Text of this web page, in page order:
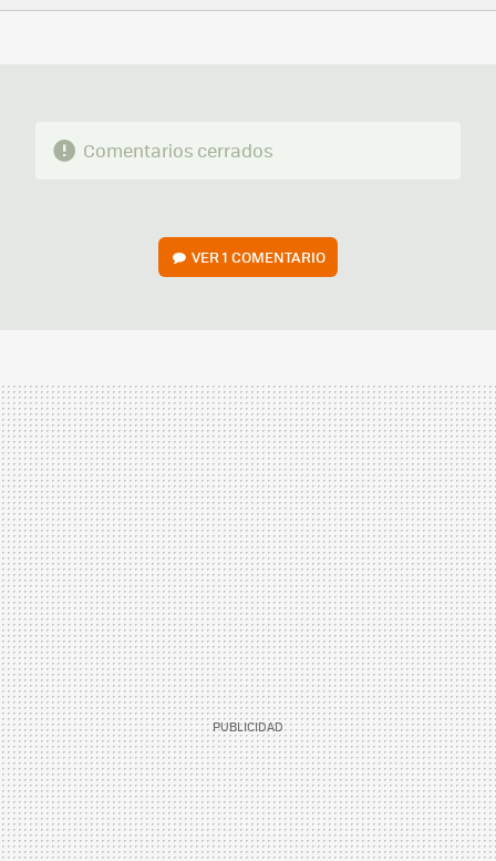
FACEBOOK
TWITTERFLIPBOARD
E-
WHATSAPP
Comentarios cerrados
VER1 COMENTARIO